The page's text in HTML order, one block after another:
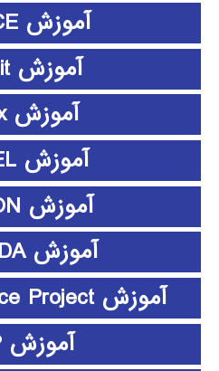
آموزش HSPICE
آموزش L-Edit
آموزش Latex
آموزش LISREL
آموزش LUMION
آموزش MAXQDA
آموزش Microsoft Office Project
آموزش PHP